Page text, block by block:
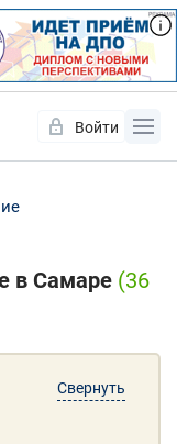
Войти
в Самаре (36
Свернуть